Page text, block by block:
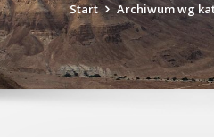
Start Archiwum wg